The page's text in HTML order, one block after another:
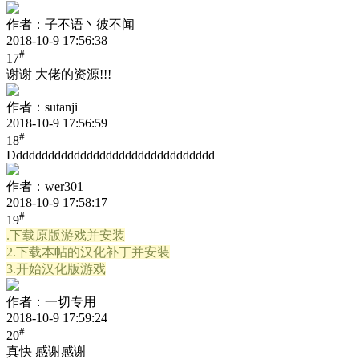
作者：子不语丶彼不闻
2018-10-9 17:56:38
17#
谢谢 大佬的资源!!!
作者：sutanji
2018-10-9 17:56:59
18#
Dddddddddddddddddddddddddddddddd
作者：wer301
2018-10-9 17:58:17
19#
.下载原版游戏并安装
2.下载本帖的汉化补丁并安装
3.开始汉化版游戏
作者：一切专用
2018-10-9 17:59:24
20#
真快 感谢感谢